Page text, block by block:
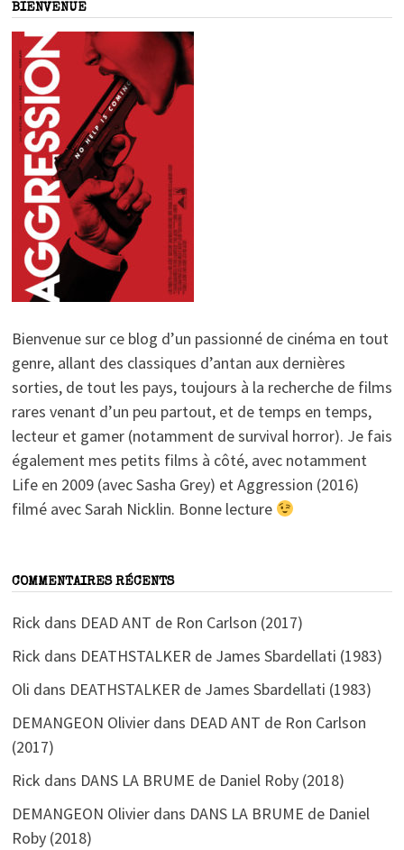
BIENVENUE
Bienvenue sur ce blog d’un passionné de cinéma en tout
genre, allant des classiques d’antan aux dernières
sorties, de tout les pays, toujours à la recherche de films
rares venant d’un peu partout, et de temps en temps,
lecteur et gamer (notamment de survival horror). Je fais
également mes petits films à côté, avec notamment
Life en 2009 (avec Sasha Grey) et Aggression (2016)
filmé avec Sarah Nicklin. Bonne lecture
COMMENTAIRES RÉCENTS
Rick dans DEAD ANT de Ron Carlson (2017)
Rick dans DEATHSTALKER de James Sbardellati (1983)
Oli dans DEATHSTALKER de James Sbardellati (1983)
DEMANGEON Olivierdans DEAD ANT de Ron Carlson
(2017)
Rick dans DANS LA BRUME de Daniel Roby (2018)
DEMANGEON Olivierdans DANS LA BRUME de Daniel
Roby (2018)